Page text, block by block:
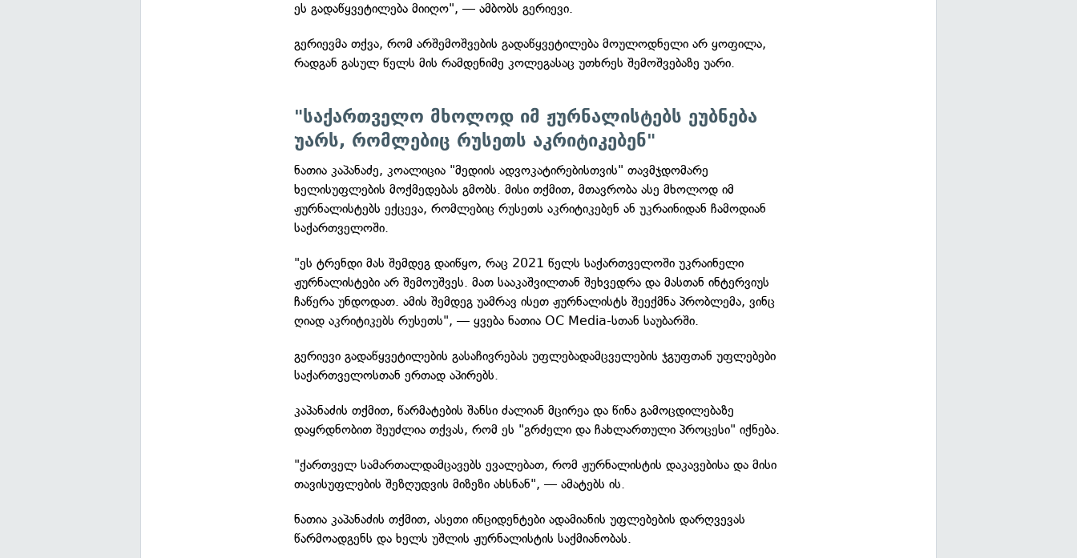
ეს გადაწყვეტილება მიიღო", — ამბობს გერიევი.
გერიევმა თქვა, რომ არშემოშვების გადაწყვეტილება მოულოდნელი არ ყოფილა,
რადგან გასულ წელს მის რამდენიმე კოლეგასაც უთხრეს შემოშვებაზე უარი.
"საქართველო მხოლოდ იმ ჟურნალისტებს ეუბნება
უარს, რომლებიც რუსეთს აკრიტიკებენ"
ნათია კაპანაძე, კოალიცია "მედიის ადვოკატირებისთვის" თავმჯდომარე
ხელისუფლების მოქმედებას გმობს. მისი თქმით, მთავრობა ასე მხოლოდ იმ
ჟურნალისტებს ექცევა, რომლებიც რუსეთს აკრიტიკებენ ან უკრაინიდან ჩამოდიან
საქართველოში.
"ეს ტრენდი მას შემდეგ დაიწყო, რაც 2021 წელს საქართველოში უკრაინელი
ჟურნალისტები არ შემოუშვეს. მათ სააკაშვილთან შეხვედრა და მასთან ინტერვიუს
ჩაწერა უნდოდათ. ამის შემდეგ უამრავ ისეთ ჟურნალისტს შეექმნა პრობლემა, ვინც
ღიად აკრიტიკებს რუსეთს", — ყვება ნათია OC Media-სთან საუბარში.
გერიევი გადაწყვეტილების გასაჩივრებას უფლებადამცველების ჯგუფთან უფლებები
საქართველოსთან ერთად აპირებს.
კაპანაძის თქმით, წარმატების შანსი ძალიან მცირეა და წინა გამოცდილებაზე
დაყრდნობით შეუძლია თქვას, რომ ეს "გრძელი და ჩახლართული პროცესი" იქნება.
"ქართველ სამართალდამცავებს ევალებათ, რომ ჟურნალისტის დაკავებისა და მისი
თავისუფლების შეზღუდვის მიზეზი ახსნან", — ამატებს ის.
ნათია კაპანაძის თქმით, ასეთი ინციდენტები ადამიანის უფლებების დარღვევას
წარმოადგენს და ხელს უშლის ჟურნალისტის საქმიანობას.